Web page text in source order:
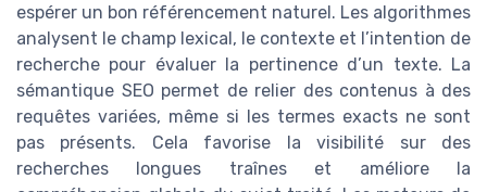
espérer un bon référencement naturel. Les algorithmes
analysent le champ lexical, le contexte et l’intention de
recherche pour évaluer la pertinence d’un texte. La
sémantique SEO permet de relier des contenus à des
requêtes variées, même si les termes exacts ne sont
pas présents. Cela favorise la visibilité sur des
recherches longues traînes et améliore la